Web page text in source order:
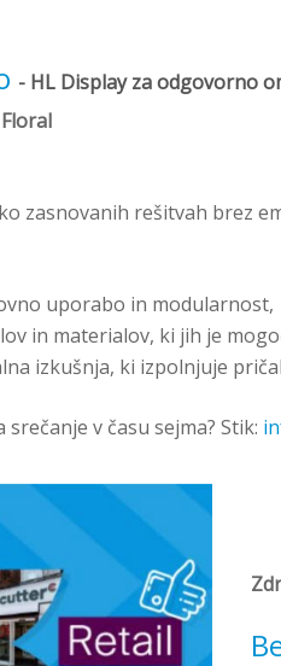
- HL Display za odgovorno
zasnovanih rešitvah brez
uporabo in modularnost,
in materialov, ki jih je
izkušnja, ki izpolnjuje
v času sejma? Stik: